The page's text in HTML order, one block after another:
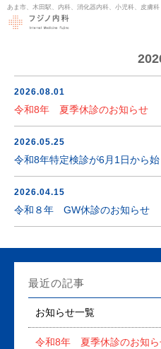
あま市、木田駅、内科、消化器内科、小児科、皮膚科
2026.08.01
令和8年 夏季休診のお知らせ
2026.05.25
令和8年特定検診が6月1日から
2026.04.15
令和８年 GW休診のお知らせ
最近の記事
お知らせ一覧
令和8年 夏季休診のお知ら